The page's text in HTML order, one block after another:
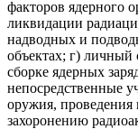
факторов ядерного
ликвидации
надводных и
объектах; г) личный
сборке ядерных
непосредственные
оружия, проведения
захоронению